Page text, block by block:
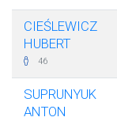
CIEŚLEWICZ
HUBERT
46
SUPRUNYUK
ANTON